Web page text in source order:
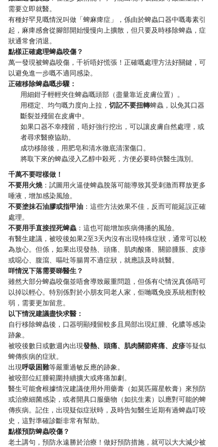
需要立即就醫。
有種好罕見嘅情況叫做「蜱麻痺症」，係由於蜱蟲口器中嘅毒素引
起，麻痺感會從腳部開始慢慢向上擴散，但只要及時移除蜱蟲，症
狀通常會消退。
點樣正確處理蜱蟲咬傷？
萬一發現被蜱蟲咬傷，千祈唔好慌張！正確嘅處理方法好關鍵，可
以避免進一步嘅不適同感染。
正確移除蜱蟲嘅步驟：
用細鉗子輕輕夾住蜱蟲嘅頭部（盡量靠近皮膚位置）。
用穩定、均勻嘅力度向上拉，切記不要扭轉蜱蟲，以免其口器
斷裂並殘留在皮膚中。
如果口器不幸殘留，唔好強行挖出，可以讓皮膚自然處理，或
者尋求醫療協助。
成功移除後，用肥皂和清水徹底清潔傷口。
將取下來的蜱蟲浸入乙醇中殺死，方便必要時供醫生識別。
千萬不要咁樣做！
不要用火燒：試圖用火逼使蜱蟲脫落可能導致其受刺激而釋放更多
唾液，增加感染風險。
不要塗抹石油膠或指甲油 ：這些方法效果不佳，反而可能延誤正確
處理。
不要用手直接捏死蜱蟲 ：這也可能增加疾病傳播的風險。
有醫生建議，被咬後如果2至3天內沒有出現特殊症狀，通常可以較
為放心。但係，如果出現發熱、頭痛、肌肉酸痛、關節腫脹、皮疹
或噁心、腹瀉、嘔吐等腸胃不適症狀，就應該及時就醫。
咩情況下落需要睇醫生？
雖然大部分蜱蟲咬傷並唔會導致嚴重問題，但係有尐情況真係唔可
以掉以輕心。特別係對於小朋友同老人家，佢哋嘅免疫系統相對較
弱，需要更加留意。
以下情況建議盡快求醫：
自行移除蜱蟲後，口器明顯殘留較多且局部出現紅腫、化膿等感染
跡象。
被咬後數日或數週內出現發熱、頭痛、肌肉關節疼痛、皮疹等疑似
蜱傳疾病的症狀。
出現呼吸困難等嚴重過敏反應的跡象。
被咬部位紅腫範圍持續擴大或疼痛加劇。
醫生可能會根據情況建議使用外用藥膏（如莫匹羅星軟膏）來預防
或治療細菌感染，或者開具口服藥物（如抗生素）以應對可能的蜱
傳疾病。記住，出現疑似症狀時，及時告知醫生近期有過蜱蟲叮咬
史，這對準確診斷非常有幫助。
點樣預防蜱蟲咬傷？
老土講句，預防永遠勝於治療！做好預防措施，就可以大大減少被